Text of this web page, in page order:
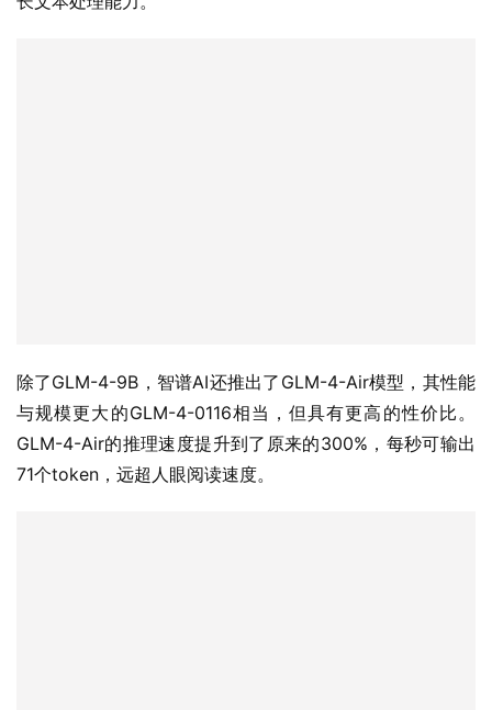
除了GLM-4-9B，智谱AI还推出了GLM-4-Air模型，其性能
与规模更大的GLM-4-0116相当，但具有更高的性价比。
GLM-4-Air的推理速度提升到了原来的300%，每秒可输出
71个token，远超人眼阅读速度。